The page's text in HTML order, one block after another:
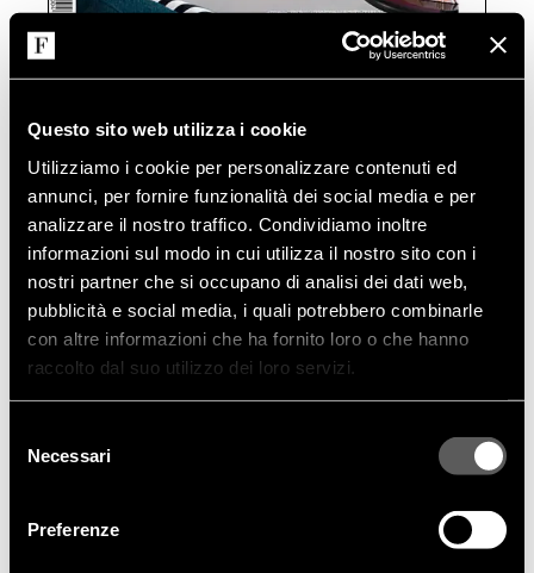
Questo sito web utilizza i cookie
Utilizziamo i cookie per personalizzare contenuti ed
annunci, per fornire funzionalità dei social media e per
analizzare il nostro traffico. Condividiamo inoltre
informazioni sul modo in cui utilizza il nostro sito con i
nostri partner che si occupano di analisi dei dati web,
pubblicità e social media, i quali potrebbero combinarle
con altre informazioni che ha fornito loro o che hanno
raccolto dal suo utilizzo dei loro servizi.
delNecessari
Preferenze